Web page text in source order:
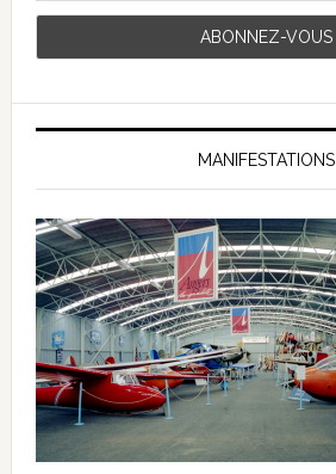
MANIFESTATIONS